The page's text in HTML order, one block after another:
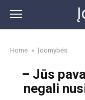
content
Home » Įdomybės
– Jūs
negali